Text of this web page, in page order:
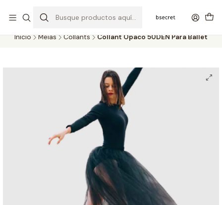
A 5 DIAS
Inicio Meias Collants Collant Opaco 50DEN Para Ballet